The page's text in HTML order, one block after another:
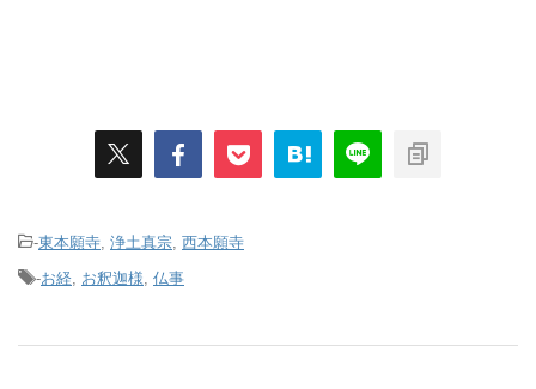
-東本願寺, 浄土真宗, 西本願寺
-お経, お釈迦様, 仏事